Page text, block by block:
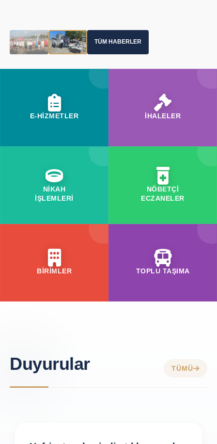
TÜM HABERLER
E-HİZMETLER İHALELER
NİKAH
İŞLEMLERİ
NÖBETÇİ
ECZANELER
BİRİMLER TOPLU TAŞIMA
Duyurular TÜMÜ